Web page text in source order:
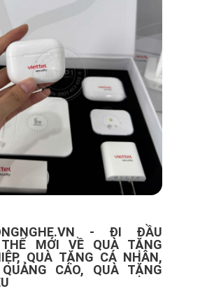
- ĐI ĐẦU
MỚI VỀ QUÀ TẶNG
QUÀ TẶNG CÁ NHÂN,
CÁO, QUÀ TẶNG